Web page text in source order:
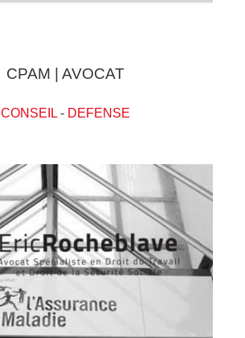
CPAM | AVOCAT
CONSEIL- DEFENSE